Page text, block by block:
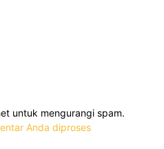
untuk mengurangi spam.
Anda diproses